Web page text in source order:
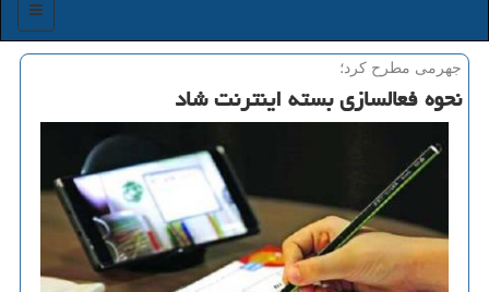
منو
جهرمی مطرح كرد؛
نحوه فعالسازی بسته اینترنت شاد